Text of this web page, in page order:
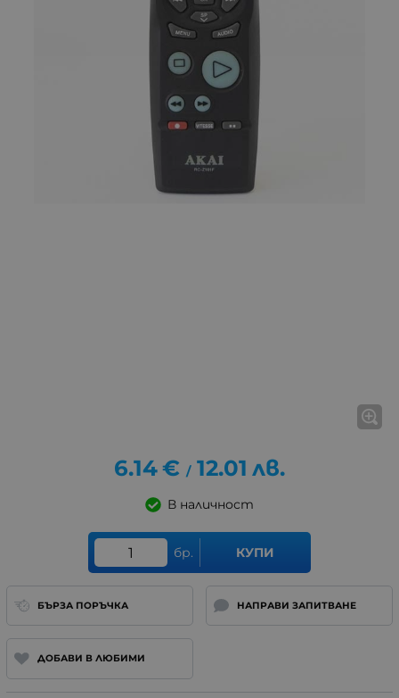
6.14€ / 12.01 лв.
В наличност
бр. КУПИ
БЪРЗА ПОРЪЧКА НАПРАВИ ЗАПИТВАНЕ
ДОБАВИ В ЛЮБИМИ